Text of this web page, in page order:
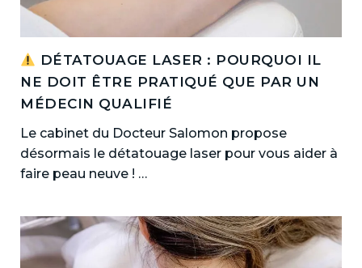
DÉTATOUAGE LASER : POURQUOI IL
NE DOIT ÊTRE PRATIQUÉ QUE PAR UN
MÉDECIN QUALIFIÉ
Le cabinet du Docteur Salomon propose
désormais le détatouage laser pour vous aider à
faire peau neuve ! …